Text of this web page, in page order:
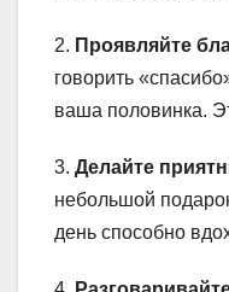
2. Проявляйте
говорить
ваша половинка.
3. Делайте
небольшой
день способно